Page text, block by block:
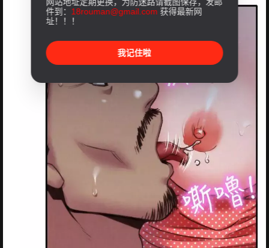
件到： 18rouman@gmail.com 获得最新网
址！！！
我记住啦